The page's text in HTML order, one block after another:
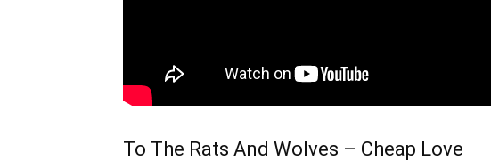
To The Rats And Wolves – Cheap Love